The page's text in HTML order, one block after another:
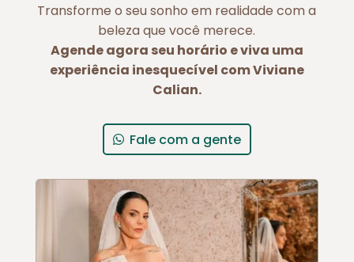
Transforme o seu sonho em realidade com a
beleza que você merece.
Agende agora seu horário e viva uma
experiência inesquecível com Viviane
Calian.
Fale com a gente